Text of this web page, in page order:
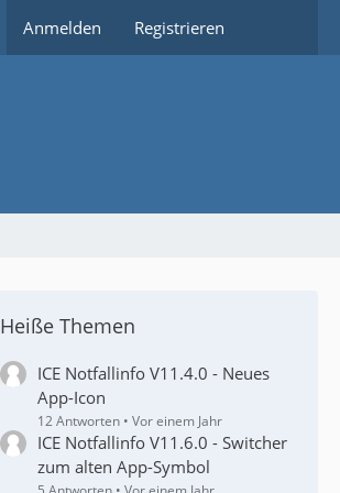
Anmelden Registrieren
Heiße Themen
ICE Notfallinfo V11.4.0 - Neues
App-Icon
12 Antworten Vor einem Jahr
ICE Notfallinfo V11.6.0 - Switcher
zum alten App-Symbol